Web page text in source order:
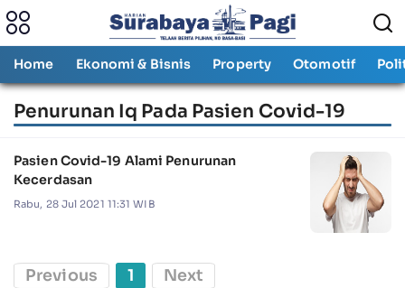
Home Ekonomi & Bisnis Property Otomotif
Penurunan Iq Pada Pasien Covid-19
Pasien Covid-19 Alami Penurunan
Kecerdasan
Rabu, 28 Jul 2021 11:31 WIB
Previous 1 Next